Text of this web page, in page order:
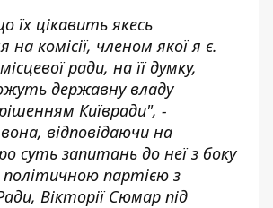
їх цікавить якесь
на комісії, членом якої я є.
ради, на її думку,
державну владу
Київради", -
відповідаючи на
суть запитань до неї з боку
політичною партією з
Вікторії Сюмар під